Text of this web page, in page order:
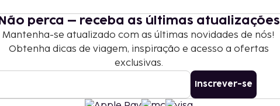
Não perca – receba as últimas atualizações
Mantenha-se atualizado com as últimas novidades de nós!
Obtenha dicas de viagem, inspiração e acesso a ofertas
exclusivas.
Inscrever-se